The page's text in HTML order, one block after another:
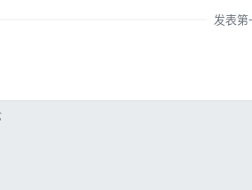
发表第